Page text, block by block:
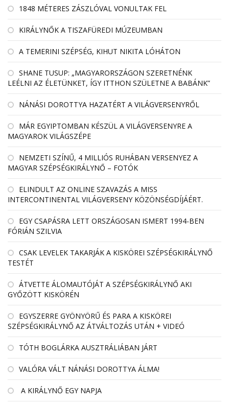
1848 MÉTERES ZÁSZLÓVAL VONULTAK FEL
KIRÁLYNŐK A TISZAFÜREDI MÚZEUMBAN
A TEMERINI SZÉPSÉG, KIHUT NIKITA LÓHÁTON
SHANE TUSUP: „MAGYARORSZÁGON SZERETNÉNK
LEÉLNI AZ ÉLETÜNKET, ÍGY ITTHON SZÜLETNE A BABÁNK”
NÁNÁSI DOROTTYA HAZATÉRT A VILÁGVERSENYRŐL
MÁR EGYIPTOMBAN KÉSZÜL A VILÁGVERSENYRE A
MAGYAROK VILÁGSZÉPE
NEMZETI SZÍNŰ, 4 MILLIÓS RUHÁBAN VERSENYEZ A
MAGYAR SZÉPSÉGKIRÁLYNŐ – FOTÓK
ELINDULT AZ ONLINE SZAVAZÁS A MISS
INTERCONTINENTAL VILÁGVERSENY KÖZÖNSÉGDÍJÁÉRT.
EGY CSAPÁSRA LETT ORSZÁGOSAN ISMERT 1994-BEN
FÓRIÁN SZILVIA
CSAK LEVELEK TAKARJÁK A KISKÖREI SZÉPSÉGKIRÁLYNŐ
TESTÉT
ÁTVETTE ÁLOMAUTÓJÁT A SZÉPSÉGKIRÁLYNŐ AKI
GYŐZÖTT KISKÖRÉN
EGYSZERRE GYÖNYÖRŰ ÉS PARA A KISKÖREI
SZÉPSÉGKIRÁLYNŐ AZ ÁTVÁLTOZÁS UTÁN + VIDEÓ
TÓTH BOGLÁRKA AUSZTRÁLIÁBAN JÁRT
VALÓRA VÁLT NÁNÁSI DOROTTYA ÁLMA!
A KIRÁLYNŐ EGY NAPJA